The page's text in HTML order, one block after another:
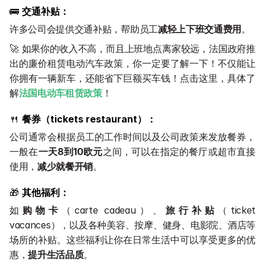
🚌 交通补贴：
许多公司会提供交通补贴，帮助员工减轻上下班交通费用。
🚀 如果你的收入不高，而且上班地点离家较远，法国政府推
出的廉价租赁电动汽车政策，你一定要了解一下！不仅能让
你拥有一辆新车，还能省下巨额买车钱！点击这里，具体了
解法国电动车租赁政策！
🍴 餐券（tickets restaurant）：
公司通常会根据员工的工作时间以及公司政策来发放餐券，
一般在一天8到10欧元之间，可以在指定的餐厅或超市直接
使用，减少就餐开销。
🎁 其他福利：
如 购物卡 （carte cadeau）、 旅行补贴
（ticket
vacances），以及各种美容、按摩、健身、电影院、酒店等
场所的补贴。这些福利让你在日常生活中可以享受更多的优
惠，提升生活品质。